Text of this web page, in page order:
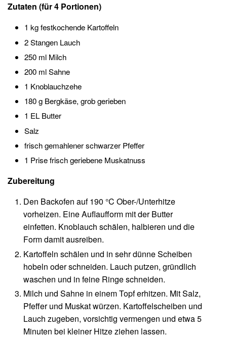
Zutaten (für 4 Portionen)
1 kg festkochende Kartoffeln
2 Stangen Lauch
250 ml Milch
200 ml Sahne
1 Knoblauchzehe
180 g Bergkäse, grob gerieben
1 EL Butter
Salz
frisch gemahlener schwarzer Pfeffer
1 Prise frisch geriebene Muskatnuss
Zubereitung
Den Backofen auf 190 °C Ober-/Unterhitze
vorheizen. Eine Auflaufform mit der Butter
einfetten. Knoblauch schälen, halbieren und die
Form damit ausreiben.
Kartoffeln schälen und in sehr dünne Scheiben
hobeln oder schneiden. Lauch putzen, gründlich
waschen und in feine Ringe schneiden.
Milch und Sahne in einem Topf erhitzen. Mit Salz,
Pfeffer und Muskat würzen. Kartoffelscheiben und
Lauch zugeben, vorsichtig vermengen und etwa 5
Minuten bei kleiner Hitze ziehen lassen.